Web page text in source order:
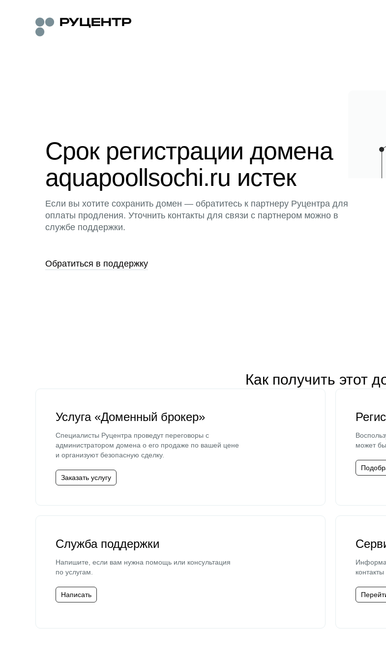
Срок регистрации домена
aquapoollsochi.ru истек
Если вы хотите сохранить домен — обратитесь к партнеру Руцентра для
оплаты продления. Уточнить контакты для связи с партнером можно в
службе поддержки.
Обратиться в поддержку
Как получить этот
Услуга «Доменный брокер»
Специалисты Руцентра проведут переговоры с
администратором домена о его продаже по вашей цене
и организуют безопасную сделку.
Заказать услугу
может
Служба поддержки
Напишите, если вам нужна помощь или консультация
по услугам.
Написать